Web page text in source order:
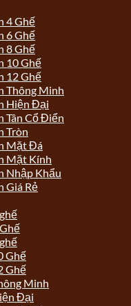
4 Ghế
6 Ghế
8 Ghế
10 Ghế
12 Ghế
Thông Minh
Hiện Đại
Tân Cổ Điển
Tròn
Mặt Đá
Mặt Kính
Nhập Khẩu
Giá Rẻ
Ghế
Ghế
Minh
Đại